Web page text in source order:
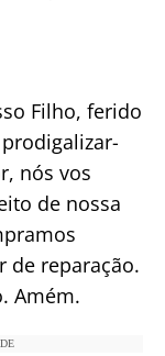
Filho, ferido
nós vos
de nossa
de reparação.
Amém.